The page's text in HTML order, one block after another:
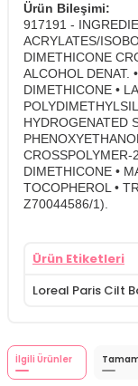
Ürün Bileşimi:
917191 -
ACRYLATES/
DIMETHICONE
ALCOHOL DENAT.
DIMETHICONE •
HYDROGENATED
CROSSPOLYMER-
DIMETHICONE •
TOCOPHEROL •
Z70044586/1).
Ürün Etiketleri
Loreal Paris Cilt
İlgili Ürünler